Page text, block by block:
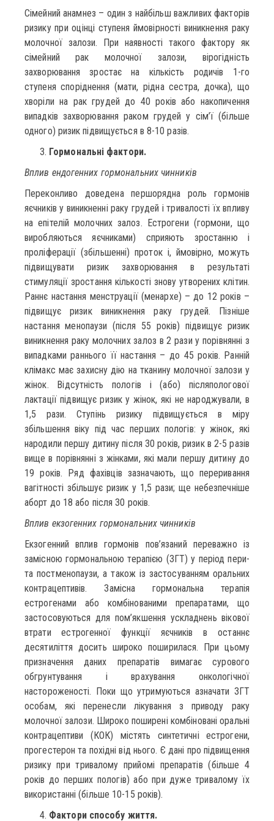
Сімейний анамнез – один з найбільш важливих факторів
ризику при оцінці ступеня ймовірності виникнення раку
молочної залози. При наявності такого фактору як
сімейний рак молочної залози, вірогідність
захворювання зростає на кількість родичів 1-го
ступеня споріднення (мати, рідна сестра, дочка), що
хворіли на рак грудей до 40 років або накопичення
випадків захворювання раком грудей у сім’ї (більше
одного) ризик підвищується в 8-10 разів.
Гормональні фактори.
Вплив ендогенних гормональних чинників
Переконливо доведена першорядна роль гормонів
яєчників у виникненні раку грудей і тривалості їх впливу
на епітелій молочних залоз. Естрогени (гормони, що
виробляються яєчниками) сприяють зростанню і
проліферації (збільшенні) проток і, ймовірно, можуть
підвищувати ризик захворювання в результаті
стимуляції зростання кількості знову утворених клітин.
Раннє настання менструації (менархе) – до 12 років –
підвищує ризик виникнення раку грудей. Пізніше
настання менопаузи (після 55 років) підвищує ризик
виникнення раку молочних залоз в 2 рази у порівнянні з
випадками раннього її настання – до 45 років. Ранній
клімакс має захисну дію на тканину молочної залози у
жінок. Відсутність пологів і (або) післяпологової
лактації підвищує ризик у жінок, які не народжували, в
1,5 рази. Ступінь ризику підвищується в міру
збільшення віку під час перших пологів: у жінок, які
народили першу дитину після 30 років, ризик в 2-5 разів
вище в порівнянні з жінками, які мали першу дитину до
19 років. Ряд фахівців зазначають, що переривання
вагітності збільшує ризик у 1,5 рази; ще небезпечніше
аборт до 18 або після 30 років.
Вплив екзогенних гормональних чинників
Екзогенний вплив гормонів пов’язаний переважно із
замісною гормональною терапією (ЗГТ) у період пери-
та постменопаузи, а також із застосуванням оральних
контрацептивів. Замісна гормональна терапія
естрогенами або комбінованими препаратами, що
застосовуються для пом’якшення ускладнень вікової
втрати естрогенної функції яєчників в останнє
десятиліття досить широко поширилася. При цьому
призначення даних препаратів вимагає сурового
обгрунтування і врахування онкологічної
настороженості. Поки що утримуються азначати ЗГТ
особам, які перенесли лікування з приводу раку
молочної залози. Широко поширені комбіновані оральні
контрацептиви (КОК) містять синтетичні естрогени,
прогестерон та похідні від нього. Є дані про підвищення
ризику при тривалому прийомі препаратів (більше 4
років до перших пологів) або при дуже тривалому їх
використанні (більше 10-15 років).
Фактори способу життя.